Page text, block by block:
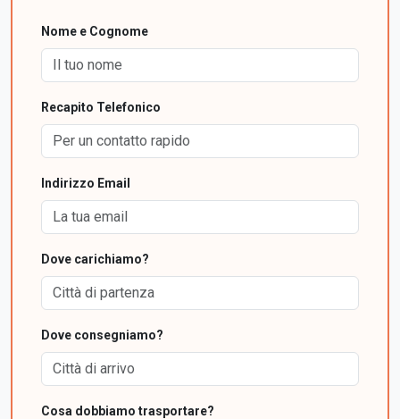
Nome e Cognome
Recapito Telefonico
Indirizzo Email
Dove carichiamo?
Dove consegniamo?
Cosa dobbiamo trasportare?